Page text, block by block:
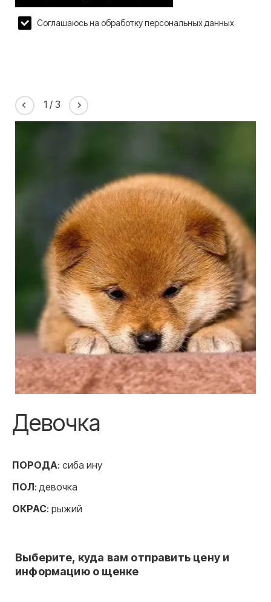
Соглашаюсь на обработку персональных данных
1 / 3
Девочка
ПОРОДА: сиба ину
ПОЛ: девочка
ОКРАС: рыжий
Выберите, куда вам отправить цену и
информацию о щенке